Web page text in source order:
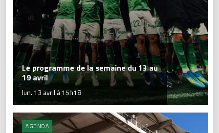
Le programme de la semaine du 13 au
19 avril
lun. 13 avril à 15h18
AGENDA